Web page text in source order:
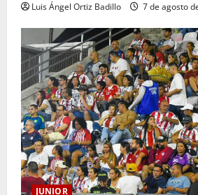
Luis Ángel Ortiz Badillo 7 de agosto
JUNIOR